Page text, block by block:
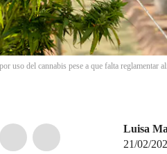
uso del cannabis pese a que falta reglamentar
Luisa
21/02/